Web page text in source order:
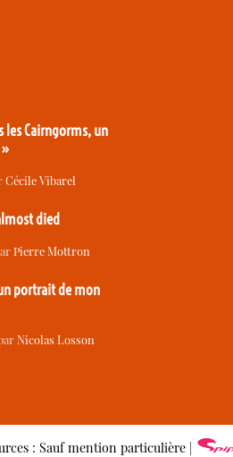
les Cairngorms, un
Cécile Vibarel
died
Pierre Mottron
un portrait de mon
Nicolas Losson
: Sauf mention particulière |